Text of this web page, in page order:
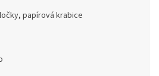
papírová krabice